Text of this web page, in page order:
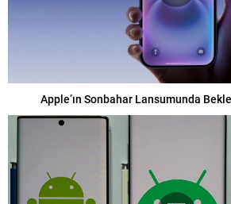
Apple’ın Sonbahar Lansumunda